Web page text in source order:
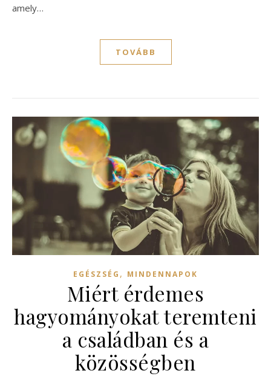
amely…
TOVÁBB
EGÉSZSÉG , MINDENNAPOK
Miért érdemes
hagyományokat teremteni
a családban és a
közösségben